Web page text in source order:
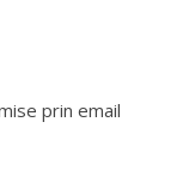
prin email